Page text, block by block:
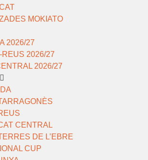
MOKIATO
2026/27
2026/27
2026/27
CENTRAL
DE L’EBRE
CUP